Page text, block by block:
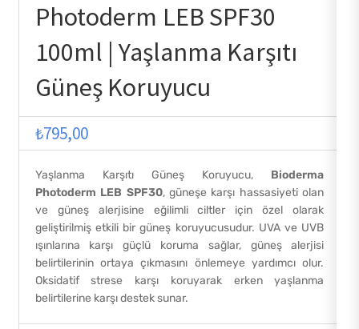
Photoderm LEB SPF30
100ml | Yaşlanma Karşıtı
Güneş Koruyucu
₺795,00
Yaşlanma Karşıtı Güneş Koruyucu, Bioderma
Photoderm LEB SPF30, güneşe karşı hassasiyeti olan
ve güneş alerjisine eğilimli ciltler için özel olarak
geliştirilmiş etkili bir güneş koruyucusudur. UVA ve UVB
ışınlarına karşı güçlü koruma sağlar, güneş alerjisi
belirtilerinin ortaya çıkmasını önlemeye yardımcı olur.
Oksidatif strese karşı koruyarak erken yaşlanma
belirtilerine karşı destek sunar.